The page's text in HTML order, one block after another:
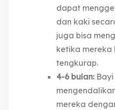
dapat
dan kaki
juga bisa
ketika mereka
tengkurap.
4-6 bulan:Bayi
mereka